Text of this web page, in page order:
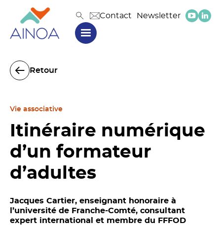
Contact Newsletter
Retour
Vie associative
Itinéraire numérique
d’un formateur
d’adultes
Jacques Cartier, enseignant honoraire à
l’université de Franche-Comté, consultant
expert international et membre du FFFOD